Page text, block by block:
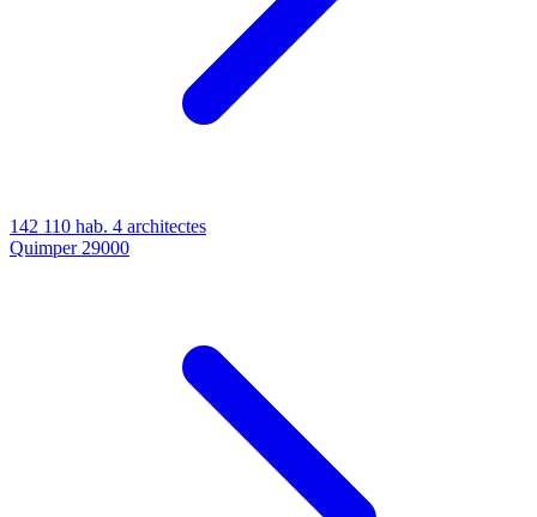
142 110 hab. 4 architectes
Quimper 29000